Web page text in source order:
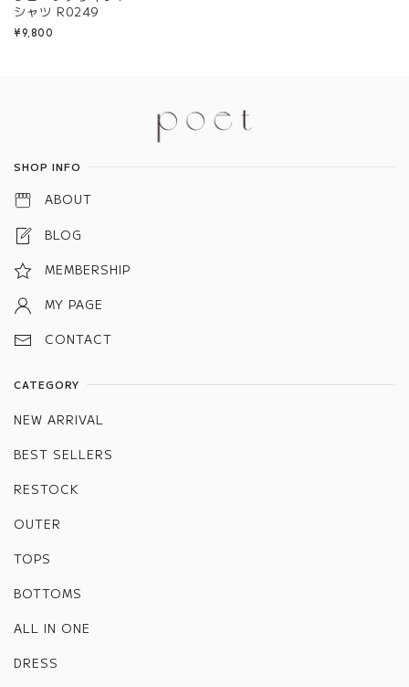
シャツ R0249
¥9,800
SHOP INFO
ABOUT
BLOG
MEMBERSHIP
MY PAGE
CONTACT
CATEGORY
NEW ARRIVAL
BEST SELLERS
RESTOCK
OUTER
TOPS
BOTTOMS
ALL IN ONE
DRESS